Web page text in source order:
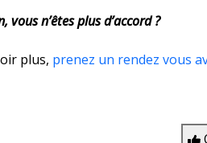
vous n’êtes plus d’accord ?
plus, prenez un rendez vous